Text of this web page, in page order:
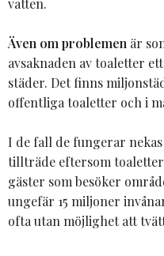
vatten.
Även om problemen är
avsaknaden av toaletter
städer. Det finns
offentliga toaletter och i
I de fall de fungerar
tillträde eftersom
gäster som besöker
ungefär 15 miljoner
ofta utan möjlighet att